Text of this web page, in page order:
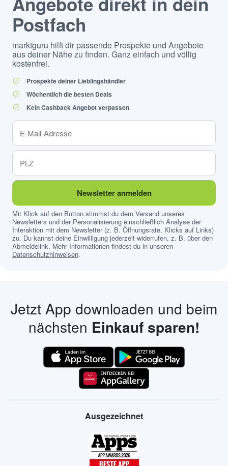
Postfach
marktguru hilft dir passende Prospekte und Angebote
aus deiner Nähe zu finden. Ganz einfach und völlig
kostenfrei.
Prospekte deiner Lieblingshändler
Wöchentlich die besten Deals
Kein Cashback Angebot verpassen
Newsletter anmelden
Mit Klick auf den Button stimmst du dem Versand unseres
Newsletters und der Personalisierung einschließlich Analyse der
Interaktion mit dem Newsletter (z. B. Öffnungsrate, Klicks auf Links)
zu. Du kannst deine Einwilligung jederzeit widerrufen, z. B. über den
Abmeldelink. Mehr Informationen findest du in unseren
Datenschutzhinweisen.
Jetzt App downloaden und beim
nächsten Einkauf sparen!
Ausgezeichnet